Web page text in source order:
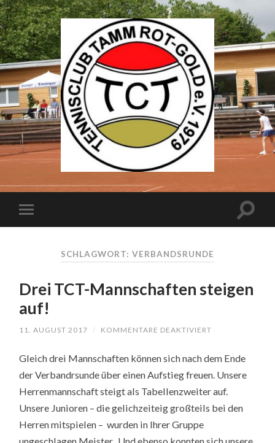
SCHLAGWORT: VERBANDSRUNDE
Drei TCT-Mannschaften steigen
auf!
11. AUGUST 2017 / KOMMENTARE DEAKTIVIERT
AUF!
Gleich drei Mannschaften können sich nach dem Ende
der Verbandrsunde über einen Aufstieg freuen. Unsere
Herrenmannschaft steigt als Tabellenzweiter auf.
Unsere Junioren – die gelichzeiteig großteils bei den
Herren mitspielen – wurden in Ihrer Gruppe